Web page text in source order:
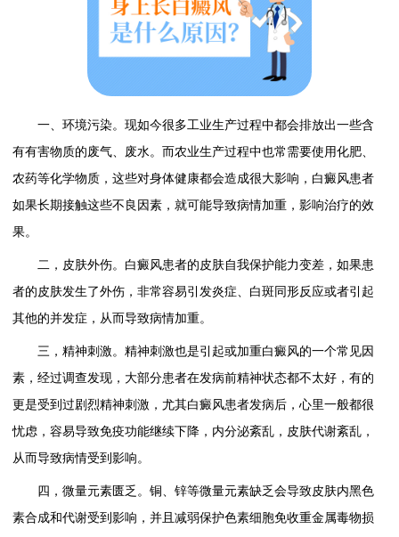
一、环境污染。现如今很多工业生产过程中都会排放出一些含
有有害物质的废气、废水。而农业生产过程中也常需要使用化肥、
农药等化学物质，这些对身体健康都会造成很大影响，白癜风患者
如果长期接触这些不良因素，就可能导致病情加重，影响治疗的效
果。
二，皮肤外伤。白癜风患者的皮肤自我保护能力变差，如果患
者的皮肤发生了外伤，非常容易引发炎症、白斑同形反应或者引起
其他的并发症，从而导致病情加重。
三，精神刺激。精神刺激也是引起或加重白癜风的一个常见因
素，经过调查发现，大部分患者在发病前精神状态都不太好，有的
更是受到过剧烈精神刺激，尤其白癜风患者发病后，心里一般都很
忧虑，容易导致免疫功能继续下降，内分泌紊乱，皮肤代谢紊乱，
从而导致病情受到影响。
四，微量元素匮乏。铜、锌等微量元素缺乏会导致皮肤内黑色
素合成和代谢受到影响，并且减弱保护色素细胞免收重金属毒物损